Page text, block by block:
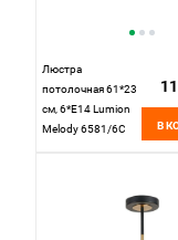
Люстра
потолочная 61*23
см, 6*E14 Lumion
Melody 6581/6C
В